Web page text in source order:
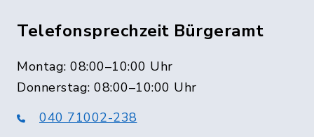
Telefonsprechzeit Bürgeramt
Montag: 08:00–10:00 Uhr
Donnerstag: 08:00–10:00 Uhr
040 71002-238